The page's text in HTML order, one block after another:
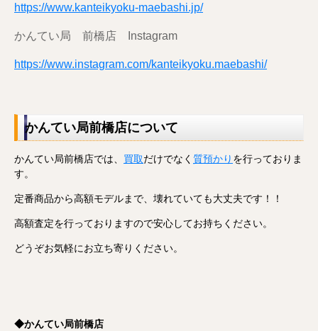
https://www.kanteikyoku-maebashi.jp/
かんてい局 前橋店 Instagram
https://www.instagram.com/kanteikyoku.maebashi/
かんてい局前橋店について
かんてい局前橋店では、 買取だけでなく 質預かり を行っておりま
す。
定番商品から高額モデルまで、壊れていても大丈夫です！！
高額査定を行っておりますので安心してお持ちください。
どうぞお気軽にお立ち寄りください。
◆かんてい局前橋店